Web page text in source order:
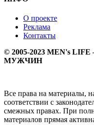
О проекте
Реклама
Контакты
© 2005-2023 MEN's
МУЖЧИН
Все права на материалы,
соответствии с
смежных правах. При
материалов прямая